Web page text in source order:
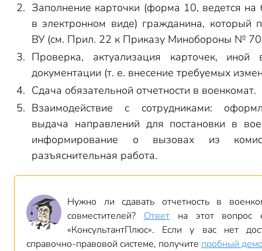
Заполнение карточки (форма 10, ведется на
в электронном виде) гражданина, который
ВУ (см. Прил. 22 к Приказу Минобороны №
Проверка, актуализация карточек, иной
документации (т. е. внесение требуемых
Сдача обязательной отчетности в военкомат.
Взаимодействие с сотрудниками:
выдача направлений для постановки в
информирование о вызовах из
разъяснительная работа.
Нужно ли сдавать отчетность в
совместителей? Ответна этот вопрос
«КонсультантПлюс». Если у вас нет
справочно-правовой системе, получите пробный